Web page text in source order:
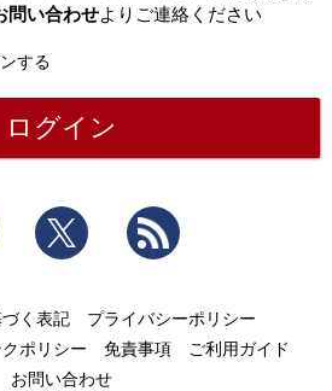
問い合わせよりご連絡ください
する
Facebook Twitter
く表記
プライバシーポリシー
クポリシー 免責事項
ご利用ガイド
お問い合わせ